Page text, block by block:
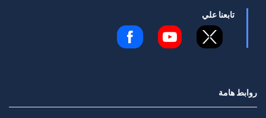
تابعنا علي
روابط هامة